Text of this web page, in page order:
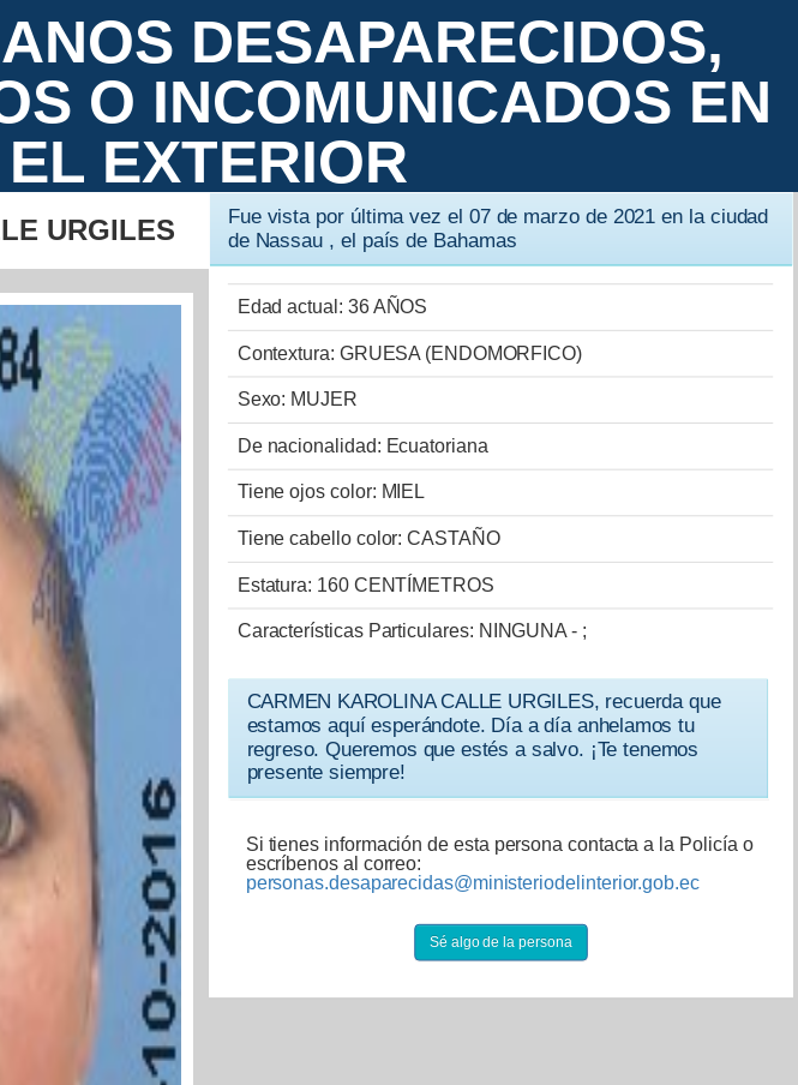
DESAPARECIDOS,
O INCOMUNICADOS EN
EL EXTERIOR
URGILES
Fue vista por última vez el 07 de marzo de 2021 en la ciudad
de Nassau , el país de Bahamas
Edad actual: 36 AÑOS
Contextura: GRUESA (ENDOMORFICO)
Sexo: MUJER
De nacionalidad: Ecuatoriana
Tiene ojos color: MIEL
Tiene cabello color: CASTAÑO
Estatura: 160 CENTÍMETROS
Características Particulares: NINGUNA - ;
CARMEN KAROLINA CALLE URGILES, recuerda que
estamos aquí esperándote. Día a día anhelamos tu
regreso. Queremos que estés a salvo. ¡Te tenemos
presente siempre!
Si tienes información de esta persona contacta a la Policía o
escríbenos al correo:
personas.desaparecidas@ministeriodelinterior.gob.ec
Sé algo de la persona